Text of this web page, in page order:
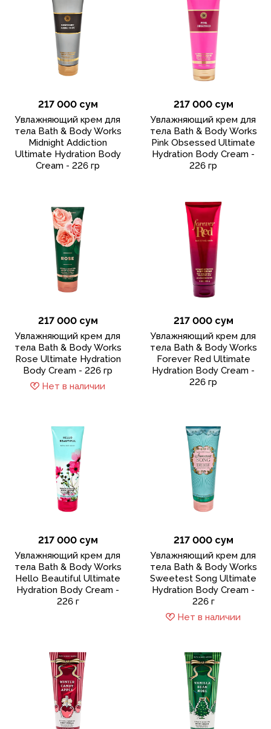
217 000 сум
Увлажняющий крем для
тела Bath & Body Works
Midnight Addiction
Ultimate Hydration Body
Cream - 226 гр
217 000 сум
Увлажняющий крем для
тела Bath & Body Works
Pink Obsessed Ultimate
Hydration Body Cream -
226 гр
217 000 сум
Увлажняющий крем для
тела Bath & Body Works
Rose Ultimate Hydration
Body Cream - 226 гр
Нет в наличии
217 000 сум
Увлажняющий крем для
тела Bath & Body Works
Forever Red Ultimate
Hydration Body Cream -
226 гр
217 000 сум
Увлажняющий крем для
тела Bath & Body Works
Hello Beautiful Ultimate
Hydration Body Cream -
226 г
217 000 сум
Увлажняющий крем для
тела Bath & Body Works
Sweetest Song Ultimate
Hydration Body Cream -
226 г
Нет в наличии